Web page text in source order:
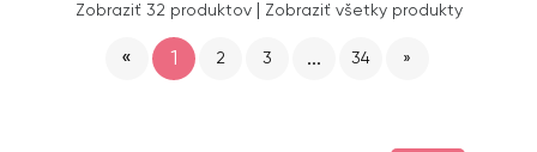
Zobraziť 32 produktov| Zobraziť všetky produkty
« 1 2 3 ... 34 »